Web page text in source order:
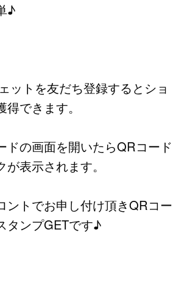
♪
ットを友だち登録するとショ
できます。
の画面を開いたらQRコード
表示されます。
トでお申し付け頂きQRコー
タンプGETです♪